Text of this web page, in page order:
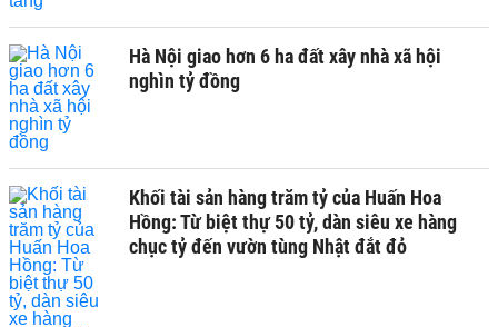
Hà Nội giao hơn 6 ha đất xây nhà xã hội
nghìn tỷ đồng
Khối tài sản hàng trăm tỷ của Huấn Hoa
Hồng: Từ biệt thự 50 tỷ, dàn siêu xe hàng
chục tỷ đến vườn tùng Nhật đắt đỏ